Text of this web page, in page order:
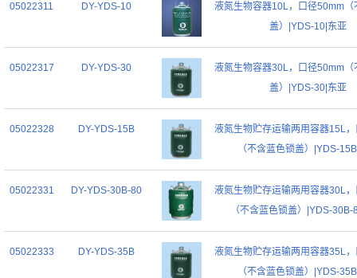
05022311 DY-YDS-10
液氮生物容器10L，口径50mm（
盖）|YDS-10|东亚
05022317 DY-YDS-30
液氮生物容器30L，口径50mm（
盖）|YDS-30|东亚
05022328 DY-YDS-15B
液氮生物贮存运输两用容器15L
（不含蓝色锁盖）|YDS-
05022331 DY-YDS-30B-80
液氮生物贮存运输两用容器30L
（不含蓝色锁盖）|YDS-30B-
05022333 DY-YDS-35B
液氮生物贮存运输两用容器35L
（不含蓝色锁盖）|YDS-